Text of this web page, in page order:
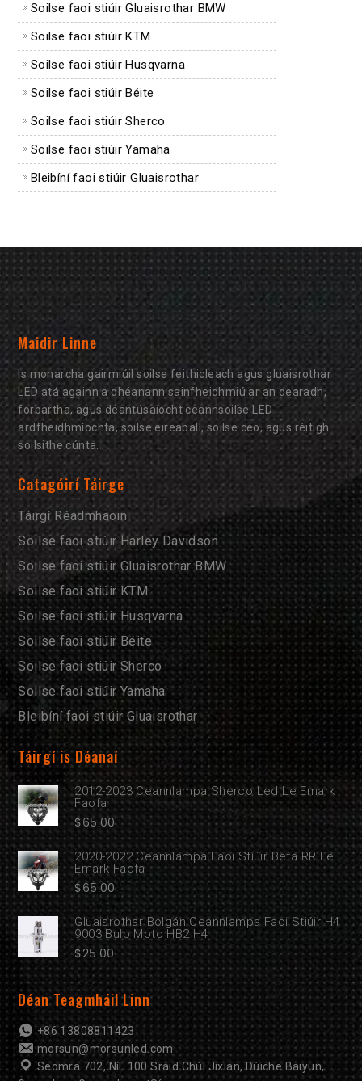
Soilse faoi stiúir Gluaisrothar BMW
Soilse faoi stiúir KTM
Soilse faoi stiúir Husqvarna
Soilse faoi stiúir Béite
Soilse faoi stiúir Sherco
Soilse faoi stiúir Yamaha
Bleibíní faoi stiúir Gluaisrothar
Maidir Linne
Is monarcha gairmiúil soilse feithicleach agus gluaisrothar
LED atá againn a dhéanann sainfheidhmiú ar an dearadh,
forbartha, agus déantúsaíocht ceannsoilse LED
ardfheidhmíochta, soilse eireaball, soilse ceo, agus réitigh
soilsithe cúnta.
Catagóirí Táirge
Táirgí Réadmhaoin
Soilse faoi stiúir Harley Davidson
Soilse faoi stiúir Gluaisrothar BMW
Soilse faoi stiúir KTM
Soilse faoi stiúir Husqvarna
Soilse faoi stiúir Béite
Soilse faoi stiúir Sherco
Soilse faoi stiúir Yamaha
Bleibíní faoi stiúir Gluaisrothar
Táirgí is Déanaí
2012-2023 Ceannlampa Sherco Led Le Emark
Faofa
$65.00
2020-2022 Ceannlampa Faoi Stiúir Beta RR Le
Emark Faofa
$65.00
Gluaisrothar Bolgán Ceannlampa Faoi Stiúir H4
9003 Bulb Moto HB2 H4
$25.00
Déan Teagmháil Linn
+86 13808811423
morsun@morsunled.com
Seomra 702, Níl. 100 Sráid Chúl Jixian, Dúiche Baiyun,